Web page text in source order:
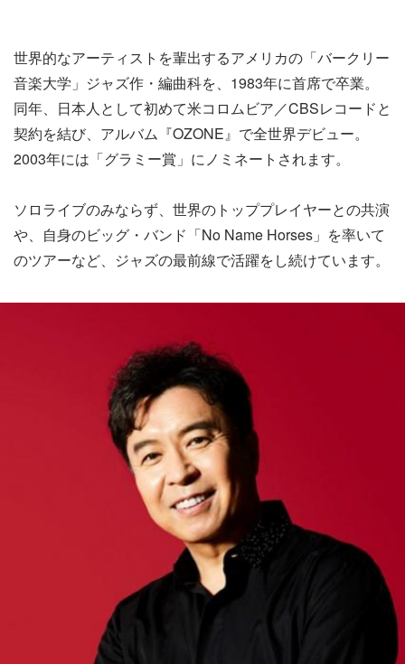
世界的なアーティストを輩出するアメリカの「バークリー
音楽大学」ジャズ作・編曲科を、1983年に首席で卒業。
同年、日本人として初めて米コロムビア／CBSレコードと
契約を結び、アルバム『OZONE』で全世界デビュー。
2003年には「グラミー賞」にノミネートされます。
ソロライブのみならず、世界のトッププレイヤーとの共演
や、自身のビッグ・バンド「No Name Horses」を率いて
のツアーなど、ジャズの最前線で活躍をし続けています。